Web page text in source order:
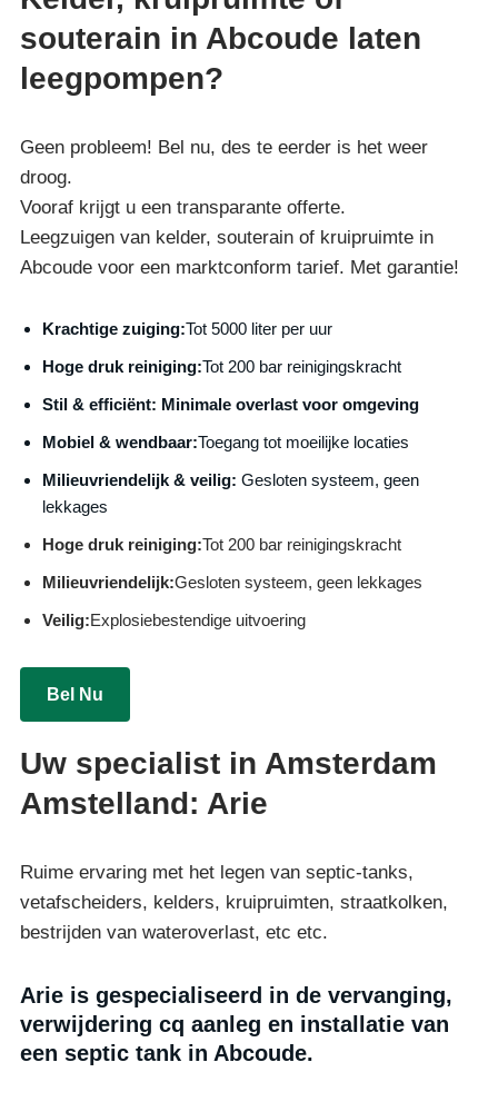
souterain in Abcoude laten
leegpompen?
Geen probleem! Bel nu, des te eerder is het weer
droog.
Vooraf krijgt u een transparante offerte.
Leegzuigen van kelder, souterain of kruipruimte in
Abcoude voor een marktconform tarief. Met garantie!
Krachtige zuiging:Tot 5000 liter per uur
Hoge druk reiniging:Tot 200 bar reinigingskracht
Stil & efficiënt: Minimale overlast voor omgeving
Mobiel & wendbaar:Toegang tot moeilijke locaties
Milieuvriendelijk & veilig: Gesloten systeem, geen
lekkages
Hoge druk reiniging:Tot 200 bar reinigingskracht
Milieuvriendelijk:Gesloten systeem, geen lekkages
Veilig:Explosiebestendige uitvoering
Bel Nu
Uw specialist in Amsterdam
Amstelland: Arie
Ruime ervaring met het legen van septic-tanks,
vetafscheiders, kelders, kruipruimten, straatkolken,
bestrijden van wateroverlast, etc etc.
Arie is gespecialiseerd in de vervanging,
verwijdering cq aanleg en installatie van
een septic tank in Abcoude.